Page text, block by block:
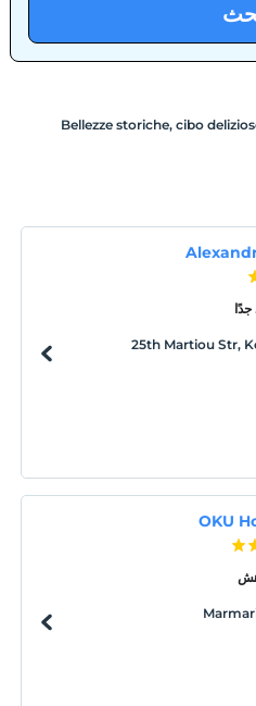
Bellezze storiche, cibo
جدًا
OKU